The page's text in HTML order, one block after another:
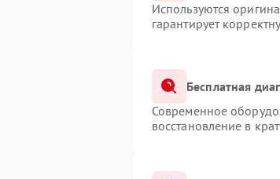
Используются
гарантирует
Бесплатная
Современное
восстановление в